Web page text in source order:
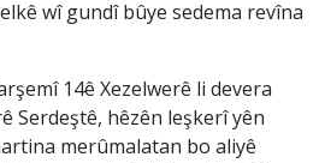
wî gundî bûye sedema revîna
14ê Xezelwerê li devera
Serdeştê, hêzên leşkerî yên
merûmalatan bo aliyê